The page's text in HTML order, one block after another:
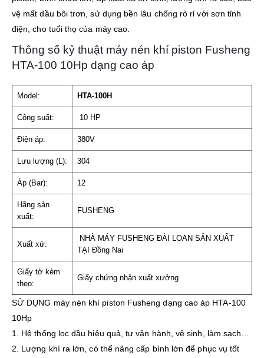
vệ mất dầu bôi trơn, sử dụng bền lâu chống rò rỉ với sơn tỉnh
điện, cho tuổi thọ của máy cao.
Thông số kỷ thuật máy nén khí piston Fusheng
HTA-100 10Hp dạng cao áp
Model: HTA-100H
Công suất: 10 HP
Điện áp: 380V
Lưu lượng (L): 304
Áp (Bar): 12
Hãng sản
xuất:
FUSHENG
Xuất xứ:
NHÀ MÁY FUSHENG ĐÀI LOAN SẢN XUẤT
TẠI Đồng Nai
Giấy tờ kèm
theo:
Giấy chứng nhận xuất xưởng
SỬ DỤNG máy nén khí piston Fusheng dạng cao áp HTA-100
10Hp
1. Hệ thống lọc dầu hiệu quả, tự vận hành, vệ sinh, làm sạch…
2. Lượng khí ra lớn, có thể nâng cấp bình lớn để phục vụ tốt